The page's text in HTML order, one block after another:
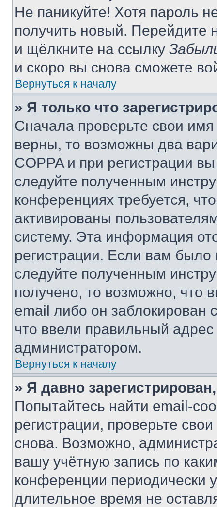
Не паникуйте! Хотя пароль
получить новый. Перейдите
и щёлкните на ссылку
и скоро вы снова сможете
Вернуться к началу
» Я только что
Сначала проверьте свои
верны, то возможны два
COPPA и при регистрации
следуйте полученным
конференциях требуется,
активированы
систему. Эта информация
регистрации. Если вам
следуйте полученным
получено, то возможно, что
email либо он
что ввели правильный адрес
администратором.
Вернуться к началу
» Я давно
Попытайтесь найти email-
регистрации, проверьте
снова. Возможно,
вашу учётную запись по
конференции периодически
длительное время не